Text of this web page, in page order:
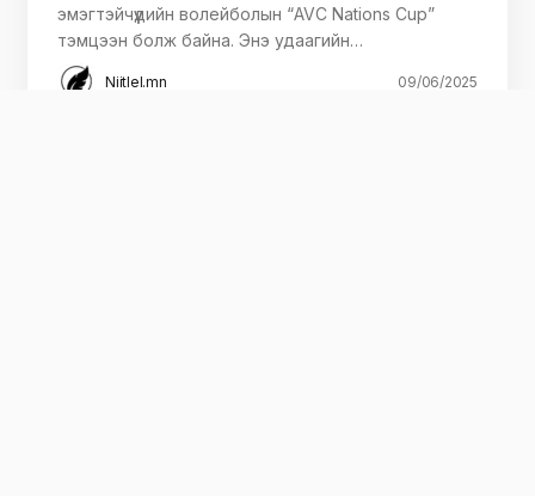
эмэгтэйчүүдийн волейболын “AVC Nations Cup”
тэмцээн болж байна. Энэ удаагийн…
Niitlel.mn 09/06/2025